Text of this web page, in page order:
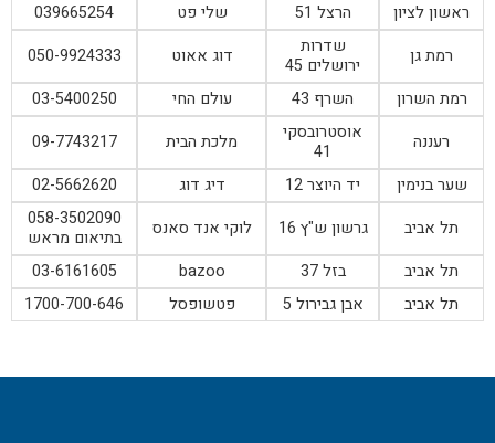
ראשון לציון
הרצל 51 שלי פט
039665254
רמת גן
שדרות
ירושלים 45
דוג אאוט
050-9924333
רמת השרון
השרף 43 עולם החי
03-5400250
רעננה
אוסטרובסקי
41
מלכת הבית
09-7743217
שער בנימין
יד היוצר 12 דיג דוג
02-5662620
תל אביב
גרשון ש"ץ 16 לוקי אנד סאנס
058-3502090
בתיאום מראש
תל אביב
בזל 37 bazoo
03-6161605
תל אביב
אבן גבירול 5 פטשופסל 1700-700-646